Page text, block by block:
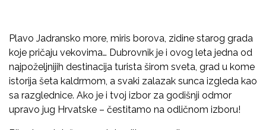
Plavo Jadransko more, miris borova, zidine starog grada
koje pričaju vekovima… Dubrovnik je i ovog leta jedna od
najpoželjnijih destinacija turista širom sveta, grad u kome
istorija šeta kaldrmom, a svaki zalazak sunca izgleda kao
sa razglednice. Ako je i tvoj izbor za godišnji odmor
upravo jug Hrvatske – čestitamo na odličnom izboru!